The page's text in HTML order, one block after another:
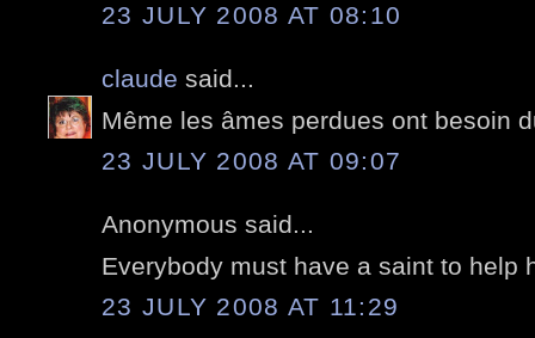
23 JULY 2008 AT 08:10
claude said...
Même les âmes perdues ont besoin
23 JULY 2008 AT 09:07
Anonymous said...
Everybody must have a saint to help
23 JULY 2008 AT 11:29